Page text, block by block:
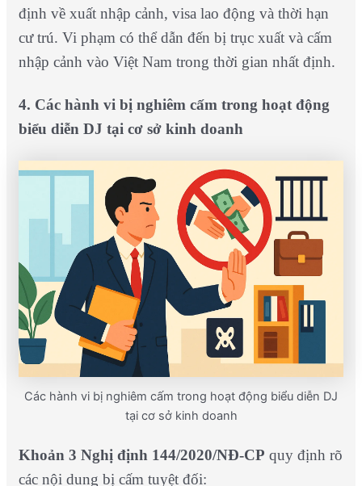
định về xuất nhập cảnh, visa lao động và thời hạn
cư trú. Vi phạm có thể dẫn đến bị trục xuất và cấm
nhập cảnh vào Việt Nam trong thời gian nhất định.
4. Các hành vi bị nghiêm cấm trong hoạt động
biểu diễn DJ tại cơ sở kinh doanh
Các hành vi bị nghiêm cấm trong hoạt động biểu diễn DJ
tại cơ sở kinh doanh
Khoản 3 Nghị định 144/2020/NĐ-CP quy định rõ
các nội dung bị cấm tuyệt đối: